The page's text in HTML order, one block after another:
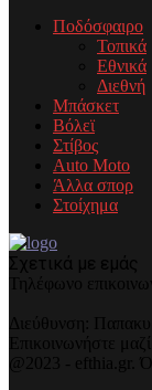
Ποδόσφαιρο
Τοπικά
Εθνικά
Διεθνή
Μπάσκετ
Βόλεϊ
Στίβος
Auto Moto
Άλλα σπορ
Στοίχημα
Σχετικά με εμάς
Τηλέφωνo
Διεύθυνση:
Επικοινωνήστε
@2023 - efthia.gr.